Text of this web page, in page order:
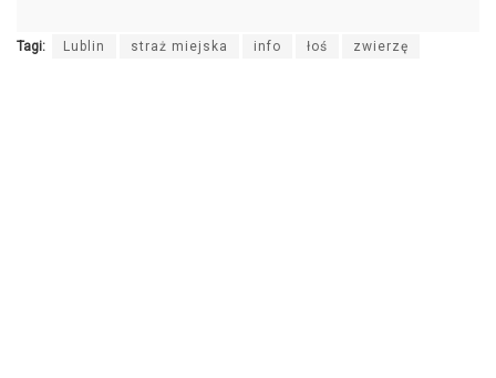
Tagi: Lublin straż miejska info łoś zwierzę